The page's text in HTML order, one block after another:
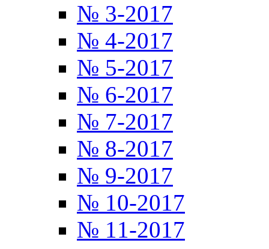
№ 3-2017
№ 4-2017
№ 5-2017
№ 6-2017
№ 7-2017
№ 8-2017
№ 9-2017
№ 10-2017
№ 11-2017